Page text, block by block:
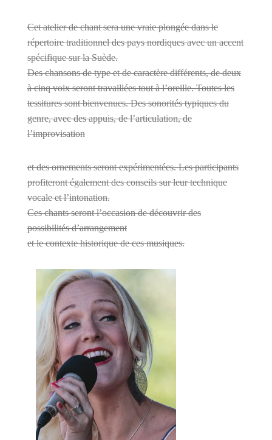
Cet atelier de chant sera une vraie plongée dans le
répertoire traditionnel des pays nordiques avec un accent
spécifique sur la Suède.
Des chansons de type et de caractère différents, de deux
à cinq voix seront travaillées tout à l’oreille. Toutes les
tessitures sont bienvenues. Des sonorités typiques du
genre, avec des appuis, de l’articulation, de
l’improvisation
et des ornements seront expérimentées. Les participants
profiteront également des conseils sur leur technique
vocale et l’intonation.
Ces chants seront l’occasion de découvrir des
possibilités d’arrangement
et le contexte historique de ces musiques.